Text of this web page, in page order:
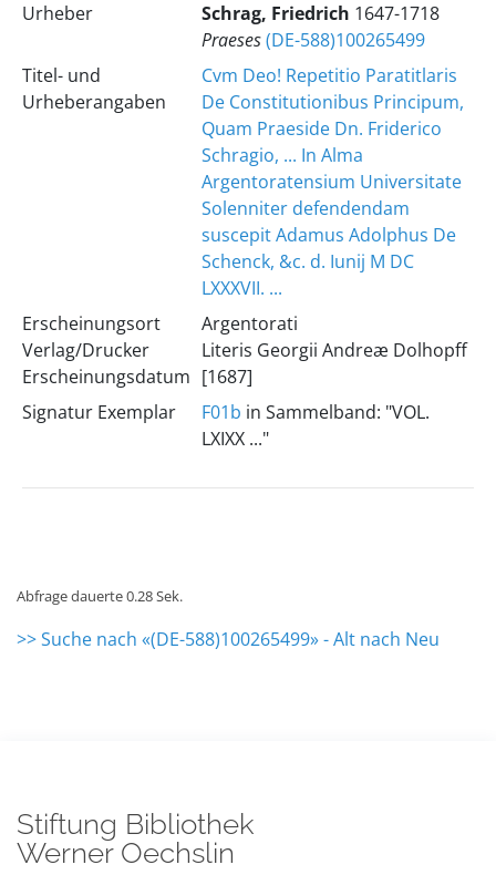
Urheber Schrag, Friedrich 1647-1718
Praeses(DE-588)100265499
Titel- und
Urheberangaben
Cvm Deo! Repetitio Paratitlaris
De Constitutionibus Principum,
Quam Praeside Dn. Friderico
Schragio, ... In Alma
Argentoratensium Universitate
Solenniter defendendam
suscepit Adamus Adolphus De
Schenck, &c. d. Iunij M DC
LXXXVII. ...
Erscheinungsort
Verlag/Drucker
Erscheinungsdatum
Argentorati
Literis Georgii Andreæ Dolhopff
[1687]
Signatur Exemplar
F01b in Sammelband: "VOL.
LXIXX ..."
Abfrage dauerte 0.28 Sek.
>> Suche nach «(DE-588)100265499» - Alt nach Neu
Stiftung Bibliothek
Werner Oechslin